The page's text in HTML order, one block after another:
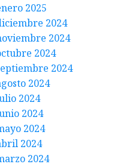
2025
2024
2024
2024
2024
2024
2024
2024
2024
2024
2024